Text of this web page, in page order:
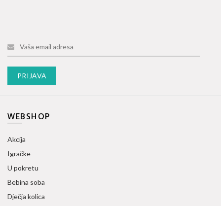
WEBSHOP
Akcija
Igračke
U pokretu
Bebina soba
Dječja kolica